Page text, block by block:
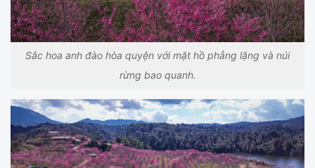
Sắc hoa anh đào hòa quyện với mặt hồ phẳng lặng và núi
rừng bao quanh.